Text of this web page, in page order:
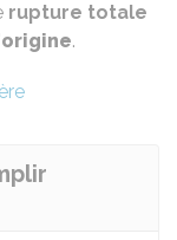
rupture totale
origine.